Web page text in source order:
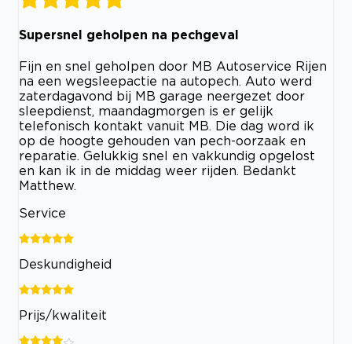
Supersnel geholpen na pechgeval
Fijn en snel geholpen door MB Autoservice Rijen
na een wegsleepactie na autopech. Auto werd
zaterdagavond bij MB garage neergezet door
sleepdienst, maandagmorgen is er gelijk
telefonisch kontakt vanuit MB. Die dag word ik
op de hoogte gehouden van pech-oorzaak en
reparatie. Gelukkig snel en vakkundig opgelost
en kan ik in de middag weer rijden. Bedankt
Matthew.
Service
Deskundigheid
Prijs/kwaliteit